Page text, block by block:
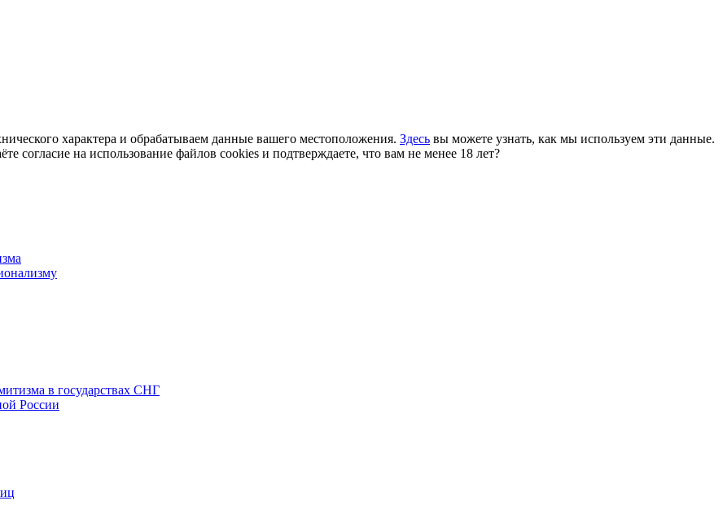
характера и обрабатываем данные вашего местоположения. Здесь вы можете узнать, как мы используем эти данные.
согласие на использование файлов cookies и подтверждаете, что вам не менее 18 лет?
в государствах СНГ
России